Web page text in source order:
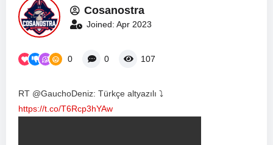
Cosanostra
Joined: Apr 2023
0 0 107
RT @GauchoDeniz: Türkçe altyazılı ⤵️
https://t.co/T6Rcp3hYAw